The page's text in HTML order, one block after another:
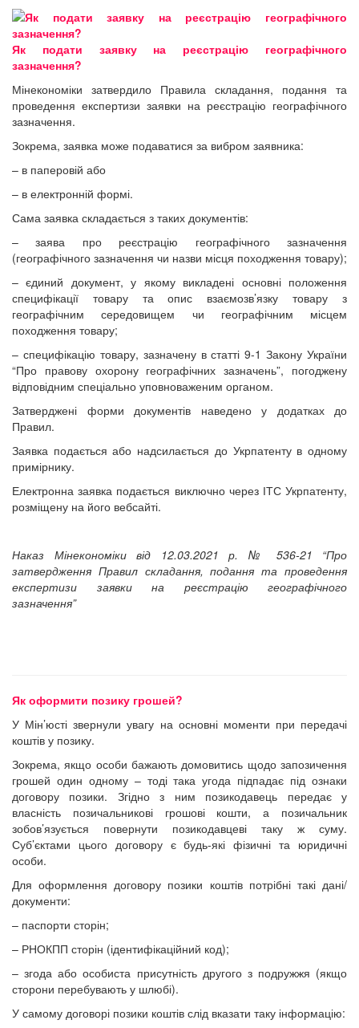
Як подати заявку на реєстрацію географічного
зазначення?
Мінекономіки затвердило Правила складання, подання та
проведення експертизи заявки на реєстрацію географічного
зазначення.
Зокрема, заявка може подаватися за вибром заявника:
– в паперовій або
– в електронній формі.
Сама заявка складається з таких документів:
– заява про реєстрацію географічного зазначення
(географічного зазначення чи назви місця походження товару);
– єдиний документ, у якому викладені основні положення
специфікації товару та опис взаємозв’язку товару з
географічним середовищем чи географічним місцем
походження товару;
– специфікацію товару, зазначену в статті 9-1 Закону України
“Про правову охорону географічних зазначень”, погоджену
відповідним спеціально уповноваженим органом.
Затверджені форми документів наведено у додатках до
Правил.
Заявка подається або надсилається до Укрпатенту в одному
примірнику.
Електронна заявка подається виключно через ІТС Укрпатенту,
розміщену на його вебсайті.
Наказ Мінекономіки від 12.03.2021 р. № 536-21 “Про
затвердження Правил складання, подання та проведення
експертизи заявки на реєстрацію географічного
зазначення”
Як оформити позику грошей?
У Мін’юсті звернули увагу на основні моменти при передачі
коштів у позику.
Зокрема, якщо особи бажають домовитись щодо запозичення
грошей один одному – тоді така угода підпадає під ознаки
договору позики. Згідно з ним позикодавець передає у
власність позичальникові грошові кошти, а позичальник
зобов’язується повернути позикодавцеві таку ж суму.
Суб’єктами цього договору є будь-які фізичні та юридичні
особи.
Для оформлення договору позики коштів потрібні такі дані/
документи:
– паспорти сторін;
– РНОКПП сторін (ідентифікаційний код);
– згода або особиста присутність другого з подружжя (якщо
сторони перебувають у шлюбі).
У самому договорі позики коштів слід вказати таку інформацію: